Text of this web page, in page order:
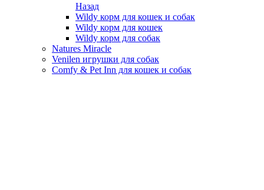
Назад
Wildy корм для кошек и собак
Wildy корм для кошек
Wildy корм для собак
Natures Miracle
Venilen игрушки для собак
Comfy & Pet Inn для кошек и собак